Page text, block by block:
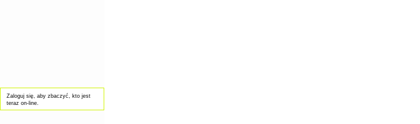
Zaloguj się, aby zbaczyć, kto jest
teraz on-line.